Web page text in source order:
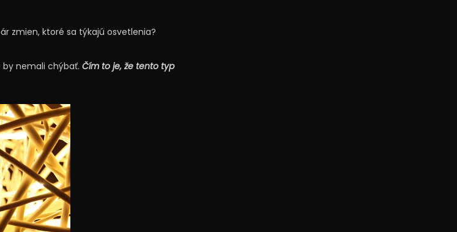
zmien, ktoré sa týkajú osvetlenia?
by nemali chýbať. Čím to je, že tento typ